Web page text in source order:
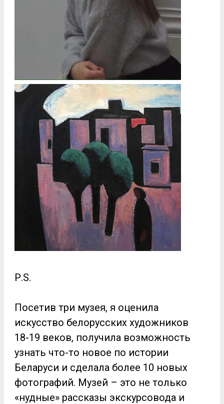
Р.S.
Посетив три музея, я оценила
искусство белорусских художников
18-19 веков, получила возможность
узнать что-то новое по истории
Беларуси и сделала более 10 новых
фотографий. Музей – это не только
«нудные» рассказы экскурсовода и